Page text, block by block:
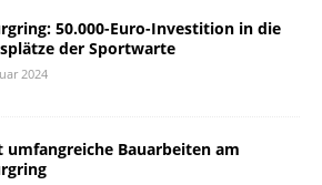
50.000-Euro-Investition in die
der Sportwarte
2024
umfangreiche Bauarbeiten am